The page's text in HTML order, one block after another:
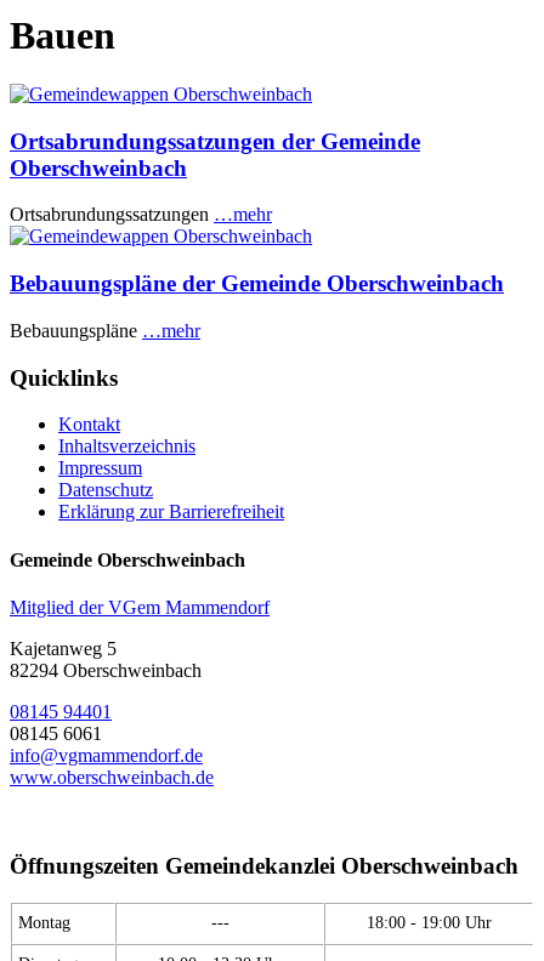
Bauen
Ortsabrundungssatzungen der Gemeinde
Oberschweinbach
Ortsabrundungssatzungen …mehr
Bebauungspläne der Gemeinde Oberschweinbach
Bebauungspläne …mehr
Quicklinks
Kontakt
Inhaltsverzeichnis
Impressum
Datenschutz
Erklärung zur Barrierefreiheit
Gemeinde Oberschweinbach
Mitglied der VGem Mammendorf
Kajetanweg 5
82294 Oberschweinbach
08145 94401
08145 6061
info@vgmammendorf.de
www.oberschweinbach.de
Öffnungszeiten Gemeindekanzlei Oberschweinbach
Montag --- 18:00 - 19:00 Uhr